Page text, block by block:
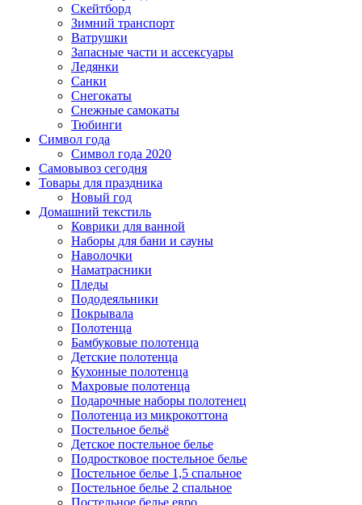
Скейтборд
Зимний транспорт
Ватрушки
Запасные части и ассексуары
Ледянки
Санки
Снегокаты
Снежные самокаты
Тюбинги
Символ года
Символ года 2020
Самовывоз сегодня
Товары для праздника
Новый год
Домашний текстиль
Коврики для ванной
Наборы для бани и сауны
Наволочки
Наматрасники
Пледы
Пододеяльники
Покрывала
Полотенца
Бамбуковые полотенца
Детские полотенца
Кухонные полотенца
Махровые полотенца
Подарочные наборы полотенец
Полотенца из микрокоттона
Постельное бельё
Детское постельное белье
Подростковое постельное белье
Постельное белье 1,5 спальное
Постельное белье 2 спальное
Постельное белье евро